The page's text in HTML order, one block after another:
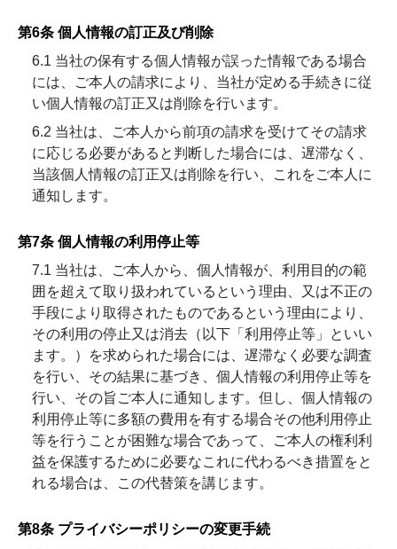
第6条 個人情報の訂正及び削除
6.1 当社の保有する個人情報が誤った情報である場合
には、ご本人の請求により、当社が定める手続きに従
い個人情報の訂正又は削除を行います。
6.2 当社は、ご本人から前項の請求を受けてその請求
に応じる必要があると判断した場合には、遅滞なく、
当該個人情報の訂正又は削除を行い、これをご本人に
通知します。
第7条 個人情報の利用停止等
7.1 当社は、ご本人から、個人情報が、利用目的の範
囲を超えて取り扱われているという理由、又は不正の
手段により取得されたものであるという理由により、
その利用の停止又は消去（以下「利用停止等」といい
ます。）を求められた場合には、遅滞なく必要な調査
を行い、その結果に基づき、個人情報の利用停止等を
行い、その旨ご本人に通知します。但し、個人情報の
利用停止等に多額の費用を有する場合その他利用停止
等を行うことが困難な場合であって、ご本人の権利利
益を保護するために必要なこれに代わるべき措置をと
れる場合は、この代替策を講じます。
第8条 プライバシーポリシーの変更手続